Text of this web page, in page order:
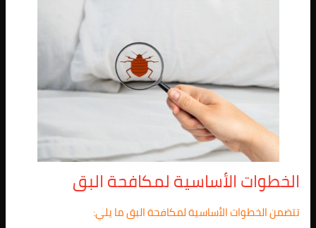
الخطوات الأساسية لمكافحة البق
تتضمن الخطوات الأساسية لمكافحة البق ما يلي: